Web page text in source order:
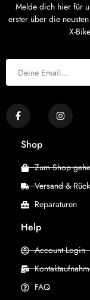
Melde dich hier für
erster über die
X-
Shop
Zum Shop
Versand &
Reparaturen
Help
Account Login
FAQ